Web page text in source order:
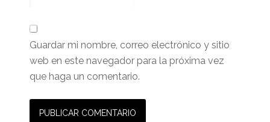
Guardar mi nombre, correo electrónico y sitio
web en este navegador para la próxima vez
que haga un comentario.